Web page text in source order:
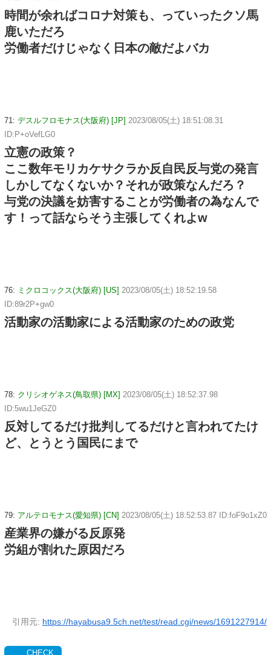
時間が余ればコロナ対策も、っていったクソ馬
鹿いただろ
労働者だけじゃなく日本の敵だよバカ
71: デスルフロモナス(大阪府) [JP] 2023/08/05(土) 18:51:08.31
ID:P+oVefLG0
立憲の政策？
ここ数年モリカケサクラか反自民反与党の発言
しかしてなくないか？それが政策なんだろ？
与党の決議を妨害することが労働者の為なんで
す！って話ならそう主張してくれよw
76: ミクロコックス(大阪府) [US] 2023/08/05(土) 18:52:19.58
ID:89r2P+gw0
活動家の活動家による活動家のための政党
78: クリシオゲネス(鳥取県) [MX] 2023/08/05(土) 18:52:37.98
ID:5wu1JeGZ0
反対してるだけ批判してるだけと言われてたけ
ど、とうとう国民にまで
79: アルテロモナス(愛知県) [CN] 2023/08/05(土) 18:52:53.87 ID:foF9o1xZ0
産業界の嫌がる反原発
労組が割れた原因だろ
引用元: https://hayabusa9.5ch.net/test/read.cgi/news/1691227914/